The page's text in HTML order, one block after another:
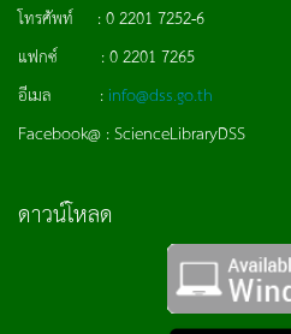
โทรศัพท์ : 0 2201 7252-6
แฟกซ์ : 0 2201 7265
อีเมล : info@dss.go.th
Facebook@ : ScienceLibraryDSS
ดาวน์โหลด